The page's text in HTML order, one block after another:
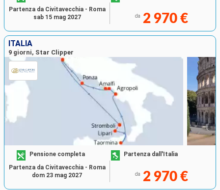
da 2 970 €
Partenza da Civitavecchia - Roma
sab 15 mag 2027
ITALIA
9 giorni, Star Clipper
Pensione completa Partenza dall'Italia
da 2 970 €
Partenza da Civitavecchia - Roma
dom 23 mag 2027